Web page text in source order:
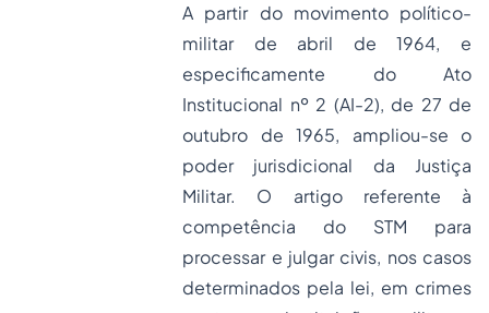
A partir do movimento político-
militar de abril de 1964, e
especificamente do Ato
Institucional nº 2 (AI-2), de 27 de
outubro de 1965, ampliou-se o
poder jurisdicional da Justiça
Militar. O artigo referente à
competência do STM para
processar e julgar civis, nos casos
determinados pela lei, em crimes